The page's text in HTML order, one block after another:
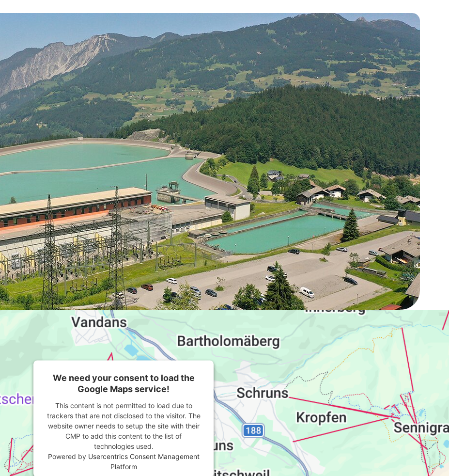
We need your consent to load the
Google Maps service!
This content is not permitted to load due to
trackers that are not disclosed to the visitor. The
website owner needs to setup the site with their
CMP to add this content to the list of
technologies used.
Powered by Usercentrics Consent Management
Platform